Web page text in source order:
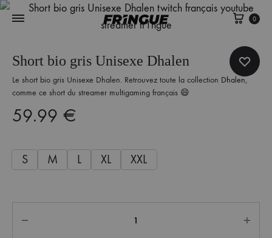
0
Short bio gris Unisexe Dhalen
Le short bio gris Unisexe Dhalen. Retrouvez toute la collection Dhalen,
comme ce short du streamer multigaming français 😄
59.99 €
S M L XL XXL